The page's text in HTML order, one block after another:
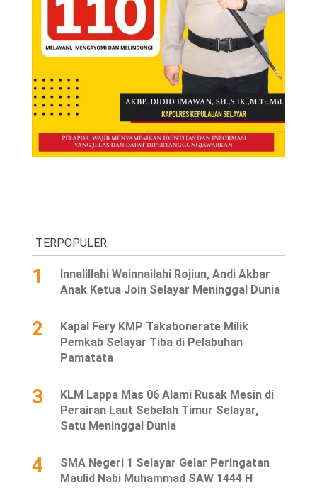
TERPOPULER
1
Innalillahi Wainnailahi Rojiun, Andi Akbar
Anak Ketua Join Selayar Meninggal Dunia
2
Kapal Fery KMP Takabonerate Milik
Pemkab Selayar Tiba di Pelabuhan
Pamatata
3
KLM Lappa Mas 06 Alami Rusak Mesin di
Perairan Laut Sebelah Timur Selayar,
Satu Meninggal Dunia
4
SMA Negeri 1 Selayar Gelar Peringatan
Maulid Nabi Muhammad SAW 1444 H